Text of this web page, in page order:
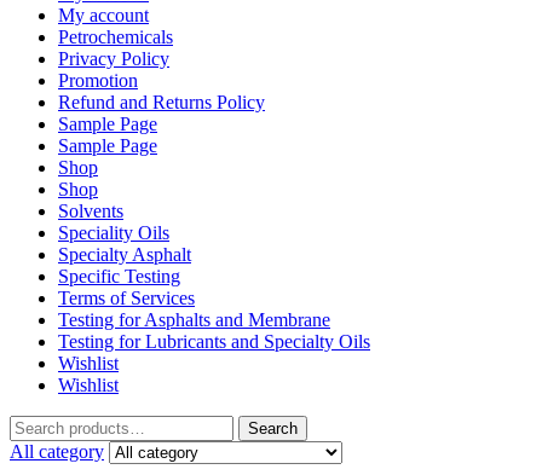
My account
Petrochemicals
Privacy Policy
Promotion
Refund and Returns Policy
Sample Page
Sample Page
Shop
Shop
Solvents
Speciality Oils
Specialty Asphalt
Specific Testing
Terms of Services
Testing for Asphalts and Membrane
Testing for Lubricants and Specialty Oils
Wishlist
Wishlist
Search
for:
Search
All category